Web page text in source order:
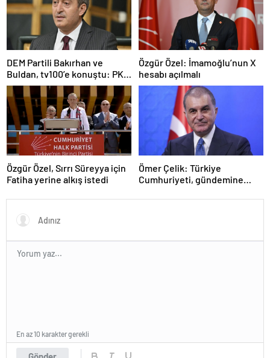
DEM Partili Bakırhan ve
Buldan, tv100’e konuştu: PKK
ne zaman kendini feshedecek
Özgür Özel: İmamoğlu’nun X
hesabı açılmalı
Özgür Özel, Sırrı Süreyya için
Fatiha yerine alkış istedi
Ömer Çelik: Türkiye
Cumhuriyeti, gündemine
En az 10 karakter gerekli